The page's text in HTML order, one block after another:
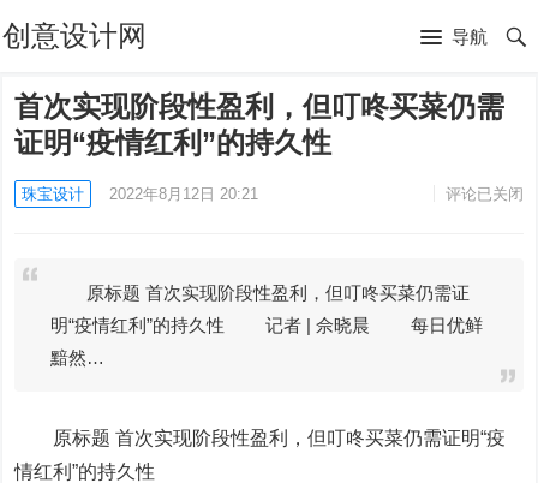
创意设计网 导航
首次实现阶段性盈利，但叮咚买菜仍需
证明“疫情红利”的持久性
珠宝设计 2022年8月12日 20:21 评论已关闭
原标题 首次实现阶段性盈利，但叮咚买菜仍需证
明“疫情红利”的持久性 记者 | 佘晓晨 每日优鲜
黯然…
原标题 首次实现阶段性盈利，但叮咚买菜仍需证明“疫
情红利”的持久性